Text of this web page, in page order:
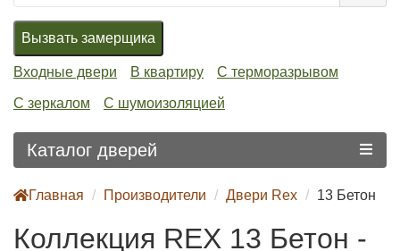
Вызвать замерщика
Входные двери В квартиру С терморазрывом
С зеркалом С шумоизоляцией
Каталог дверей
Главная Производители Двери Rex 13 Бетон
Коллекция REX 13 Бетон -